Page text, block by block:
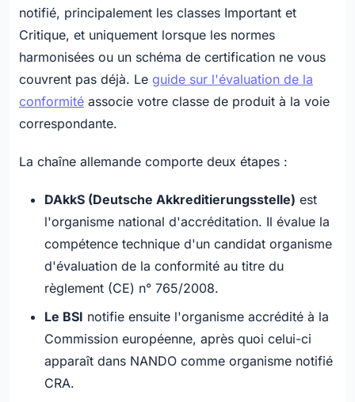
notifié, principalement les classes Important et
Critique, et uniquement lorsque les normes
harmonisées ou un schéma de certification ne vous
couvrent pas déjà. Le guide sur l'évaluation de la
conformité associe votre classe de produit à la voie
correspondante.
La chaîne allemande comporte deux étapes :
DAkkS (Deutsche Akkreditierungsstelle) est
l'organisme national d'accréditation. Il évalue la
compétence technique d'un candidat organisme
d'évaluation de la conformité au titre du
règlement (CE) n° 765/2008.
Le BSI notifie ensuite l'organisme accrédité à la
Commission européenne, après quoi celui-ci
apparaît dans NANDO comme organisme notifié
CRA.